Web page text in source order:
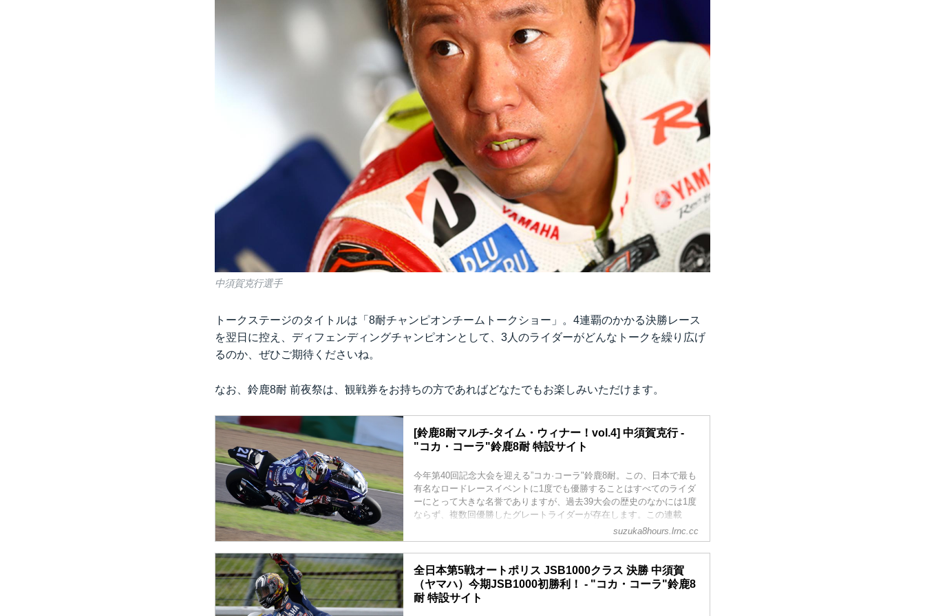
中須賀克行選手
トークステージのタイトルは「8耐チャンピオンチームトークショー」。4連覇のかかる決勝レース
を翌日に控え、ディフェンディングチャンピオンとして、3人のライダーがどんなトークを繰り広げ
るのか、ぜひご期待くださいね。
なお、鈴鹿8耐 前夜祭は、観戦券をお持ちの方であればどなたでもお楽しみいただけます。
[鈴鹿8耐マルチ-タイム・ウィナー！vol.4] 中須賀克行 -
"コカ・コーラ"鈴鹿8耐 特設サイト
今年第40回記念大会を迎える”コカ·コーラ"鈴鹿8耐。この、日本で最も
有名なロードレースイベントに1度でも優勝することはすべてのライダ
ーにとって大きな名誉でありますが、過去39大会の歴史のなかには1度
ならず、複数回優勝したグレートライダーが存在します。この連載
は、そんな8耐マルチ-タイム・ウィナーを紹介していきます。今回は目
下連勝記録継続中の 中須賀克行です！
suzuka8hours.lrnc.cc
全日本第5戦オートポリス JSB1000クラス 決勝 中須賀
（ヤマハ）今期JSB1000初勝利！ - "コカ・コーラ"鈴鹿8
耐 特設サイト